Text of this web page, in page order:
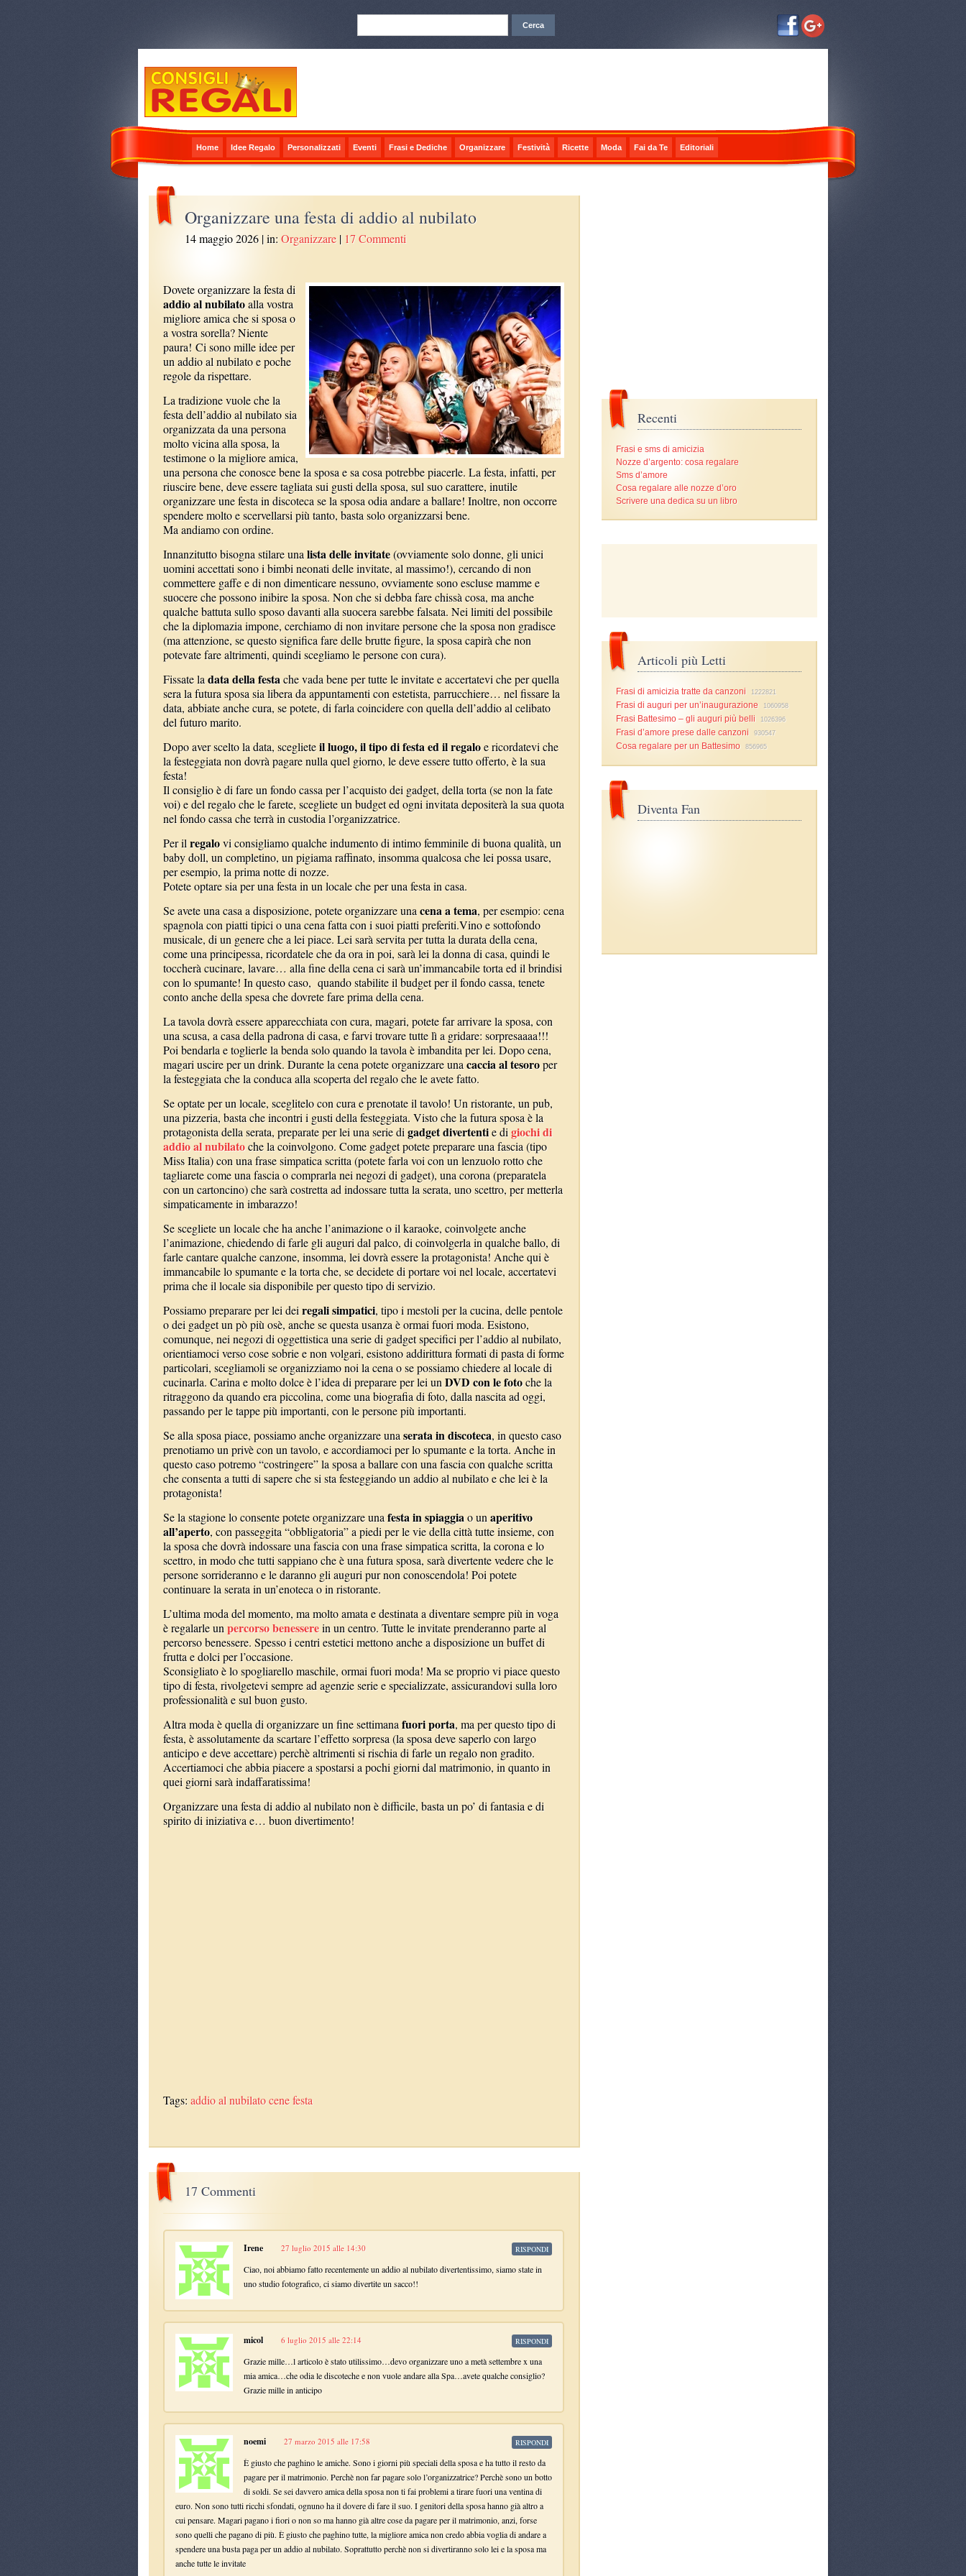
Home Idee Regalo Personalizzati Eventi Frasi e Dediche Organizzare Festività Ricette Moda Fai da Te Editoriali
Organizzare una festa di addio al nubilato
14 maggio 2026 | in:Organizzare | 17 Commenti
Dovete organizzare la festa di
addio al nubilatoalla vostra
migliore amica che si sposa o
a vostra sorella? Niente
paura! Ci sono mille idee per
un addio al nubilato e poche
regole da rispettare.
La tradizione vuole che la
festa dell’addio al nubilato sia
organizzata da una persona
molto vicina alla sposa, la
testimone o la migliore amica,
una persona che conosce bene la sposa e sa cosa potrebbe piacerle. La festa, infatti, per
riuscire bene, deve essere tagliata sui gusti della sposa, sul suo carattere, inutile
organizzare une festa in discoteca se la sposa odia andare a ballare! Inoltre, non occorre
spendere molto e scervellarsi più tanto, basta solo organizzarsi bene.
Ma andiamo con ordine.
Innanzitutto bisogna stilare unalista delle invitate(ovviamente solo donne, gli unici
uomini accettati sono i bimbi neonati delle invitate, al massimo!), cercando di non
commettere gaffe e di non dimenticare nessuno, ovviamente sono escluse mamme e
suocere che possono inibire la sposa. Non che si debba fare chissà cosa, ma anche
qualche battuta sullo sposo davanti alla suocera sarebbe falsata. Nei limiti del possibile
che la diplomazia impone, cerchiamo di non invitare persone che la sposa non gradisce
(ma attenzione, se questo significa fare delle brutte figure, la sposa capirà che non
potevate fare altrimenti, quindi scegliamo le persone con cura).
Fissate ladata della festache vada bene per tutte le invitate e accertatevi che per quella
sera la futura sposa sia libera da appuntamenti con estetista, parrucchiere… nel fissare la
data, abbiate anche cura, se potete, di farla coincidere con quella dell’addio al celibato
del futuro marito.
Dopo aver scelto la data, sceglieteil luogo, il tipo di festa ed il regaloe ricordatevi che
la festeggiata non dovrà pagare nulla quel giorno, le deve essere tutto offerto, è la sua
festa!
Il consiglio è di fare un fondo cassa per l’acquisto dei gadget, della torta (se non la fate
voi) e del regalo che le farete, scegliete un budget ed ogni invitata depositerà la sua quota
nel fondo cassa che terrà in custodia l’organizzatrice.
Per ilregalovi consigliamo qualche indumento di intimo femminile di buona qualità, un
baby doll, un completino, un pigiama raffinato, insomma qualcosa che lei possa usare,
per esempio, la prima notte di nozze.
Potete optare sia per una festa in un locale che per una festa in casa.
Se avete una casa a disposizione, potete organizzare unacena a tema, per esempio: cena
spagnola con piatti tipici o una cena fatta con i suoi piatti preferiti.Vino e sottofondo
musicale, di un genere che a lei piace. Lei sarà servita per tutta la durata della cena,
come una principessa, ricordatele che da ora in poi, sarà lei la donna di casa, quindi le
toccherà cucinare, lavare… alla fine della cena ci sarà un’immancabile torta ed il brindisi
con lo spumante! In questo caso, quando stabilite il budget per il fondo cassa, tenete
conto anche della spesa che dovrete fare prima della cena.
La tavola dovrà essere apparecchiata con cura, magari, potete far arrivare la sposa, con
una scusa, a casa della padrona di casa, e farvi trovare tutte lì a gridare: sorpresaaaa!!!
Poi bendarla e toglierle la benda solo quando la tavola è imbandita per lei. Dopo cena,
magari uscire per un drink. Durante la cena potete organizzare unacaccia al tesoroper
la festeggiata che la conduca alla scoperta del regalo che le avete fatto.
Se optate per un locale, sceglitelo con cura e prenotate il tavolo! Un ristorante, un pub,
una pizzeria, basta che incontri i gusti della festeggiata. Visto che la futura sposa è la
protagonista della serata, preparate per lei una serie digadget divertentie digiochi di
addio al nubilatoche la coinvolgono. Come gadget potete preparare una fascia (tipo
Miss Italia) con una frase simpatica scritta (potete farla voi con un lenzuolo rotto che
tagliarete come una fascia o comprarla nei negozi di gadget), una corona (preparatela
con un cartoncino) che sarà costretta ad indossare tutta la serata, uno scettro, per metterla
simpaticamente in imbarazzo!
Se scegliete un locale che ha anche l’animazione o il karaoke, coinvolgete anche
l’animazione, chiedendo di farle gli auguri dal palco, di coinvolgerla in qualche ballo, di
farle cantare qualche canzone, insomma, lei dovrà essere la protagonista! Anche qui è
immancabile lo spumante e la torta che, se decidete di portare voi nel locale, accertatevi
prima che il locale sia disponibile per questo tipo di servizio.
Possiamo preparare per lei deiregali simpatici, tipo i mestoli per la cucina, delle pentole
o dei gadget un pò più osè, anche se questa usanza è ormai fuori moda. Esistono,
comunque, nei negozi di oggettistica una serie di gadget specifici per l’addio al nubilato,
orientiamoci verso cose sobrie e non volgari, esistono addirittura formati di pasta di forme
particolari, scegliamoli se organizziamo noi la cena o se possiamo chiedere al locale di
cucinarla. Carina e molto dolce è l’idea di preparare per lei unDVD con le fotoche la
ritraggono da quando era piccolina, come una biografia di foto, dalla nascita ad oggi,
passando per le tappe più importanti, con le persone più importanti.
Se alla sposa piace, possiamo anche organizzare unaserata in discoteca, in questo caso
prenotiamo un privè con un tavolo, e accordiamoci per lo spumante e la torta. Anche in
questo caso potremo “costringere” la sposa a ballare con una fascia con qualche scritta
che consenta a tutti di sapere che si sta festeggiando un addio al nubilato e che lei è la
protagonista!
Se la stagione lo consente potete organizzare unafesta in spiaggiao unaperitivo
all’aperto, con passeggita “obbligatoria” a piedi per le vie della città tutte insieme, con
la sposa che dovrà indossare una fascia con una frase simpatica scritta, la corona e lo
scettro, in modo che tutti sappiano che è una futura sposa, sarà divertente vedere che le
persone sorrideranno e le daranno gli auguri pur non conoscendola! Poi potete
continuare la serata in un’enoteca o in ristorante.
L’ultima moda del momento, ma molto amata e destinata a diventare sempre più in voga
è regalarle unpercorso benesserein un centro. Tutte le invitate prenderanno parte al
percorso benessere. Spesso i centri estetici mettono anche a disposizione un buffet di
frutta e dolci per l’occasione.
Sconsigliato è lo spogliarello maschile, ormai fuori moda! Ma se proprio vi piace questo
tipo di festa, rivolgetevi sempre ad agenzie serie e specializzate, assicurandovi sulla loro
professionalità e sul buon gusto.
Altra moda è quella di organizzare un fine settimanafuori porta, ma per questo tipo di
festa, è assolutamente da scartare l’effetto sorpresa (la sposa deve saperlo con largo
anticipo e deve accettare) perchè altrimenti si rischia di farle un regalo non gradito.
Accertiamoci che abbia piacere a spostarsi a pochi giorni dal matrimonio, in quanto in
quei giorni sarà indaffaratissima!
Organizzare una festa di addio al nubilato non è difficile, basta un po’ di fantasia e di
spirito di iniziativa e… buon divertimento!
Tags:addio al nubilatocenefesta
Recenti
Frasi e sms di amicizia
Nozze d’argento: cosa regalare
Sms d’amore
Cosa regalare alle nozze d’oro
Scrivere una dedica su un libro
Articoli più Letti
Frasi di amicizia tratte da canzoni 1222821
Frasi di auguri per un’inaugurazione 1060958
Frasi Battesimo – gli auguri più belli 1026396
Frasi d’amore prese dalle canzoni 930547
Cosa regalare per un Battesimo 856965
Diventa Fan
17 Commenti
Irene 27 luglio 2015 alle 14:30
Ciao, noi abbiamo fatto recentemente un addio al nubilato divertentissimo, siamo state in
uno studio fotografico, ci siamo divertite un sacco!!
RISPONDI
micol 6 luglio 2015 alle 22:14
Grazie mille…l articolo è stato utilissimo…devo organizzare uno a metà settembre x una
mia amica…che odia le discoteche e non vuole andare alla Spa…avete qualche consiglio?
Grazie mille in anticipo
RISPONDI
noemi 27 marzo 2015 alle 17:58
È giusto che paghino le amiche. Sono i giorni più speciali della sposa e ha tutto il resto da
pagare per il matrimonio. Perchè non far pagare solo l’organizzatrice? Perchè sono un botto
di soldi. Se sei davvero amica della sposa non ti fai problemi a tirare fuori una ventina di
euro. Non sono tutti ricchi sfondati, ognuno ha il dovere di fare il suo. I genitori della sposa hanno già altro a
cui pensare. Magari pagano i fiori o non so ma hanno già altre cose da pagare per il matrimonio, anzi, forse
sono quelli che pagano di più. È giusto che paghino tutte, la migliore amica non credo abbia voglia di andare a
spendere una busta paga per un addio al nubilato. Soprattutto perchè non si divertiranno solo lei e la sposa ma
anche tutte le invitate
RISPONDI